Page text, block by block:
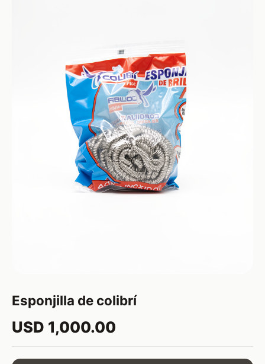
Esponjilla de colibrí
USD 1,000.00